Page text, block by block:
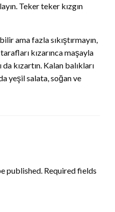
Teker teker kızgın
ama fazla sıkıştırmayın,
kızarınca maşayla
kızartın. Kalan balıkları
yeşil salata, soğan ve
published. Required fields